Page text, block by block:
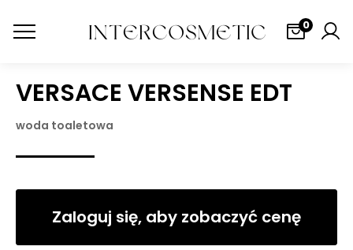
0
VERSACE VERSENSE EDT
woda toaletowa
Zaloguj się, aby zobaczyć cenę